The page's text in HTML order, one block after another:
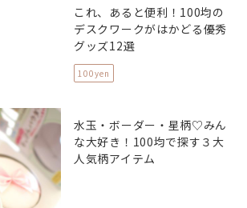
これ、あると便利！100均の
デスクワークがはかどる優秀
グッズ12選
100yen
水玉・ボーダー・星柄♡みん
な大好き！100均で探す３大
人気柄アイテム